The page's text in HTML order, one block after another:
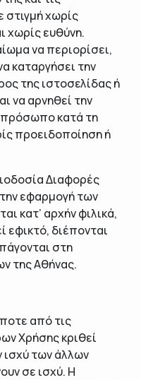
στιγμή χωρίς
χωρίς ευθύνη.
να περιορίσει,
καταργήσει την
της ιστοσελίδας ή
να αρνηθεί την
κατά τη
προειδοποίηση ή
Διαφορές
εφαρμογή των
κατ’ αρχήν φιλικά,
εφικτό, διέπονται
στη
της Αθήνας.
από τις
Χρήσης κριθεί
ισχύ των άλλων
σε ισχύ. Η